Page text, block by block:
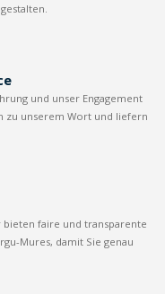
und unser Engagement
zu unserem Wort und liefern
bieten faire und transparente
Mures, damit Sie genau